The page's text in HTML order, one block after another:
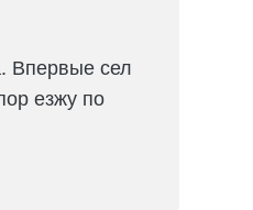
Впервые сел
езжу по